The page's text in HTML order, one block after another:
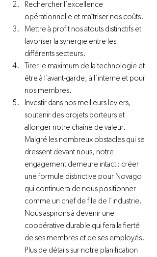
Rechercher l’excellence
opérationnelle et maîtriser nos coûts.
Mettre à profit nos atouts distinctifs et
favoriser la synergie entre les
différents secteurs.
Tirer le maximum de la technologie et
être à l’avant-garde, à l’interne et pour
nos membres.
Investir dans nos meilleurs leviers,
soutenir des projets porteurs et
allonger notre chaîne de valeur.
Malgré les nombreux obstacles qui se
dressent devant nous, notre
engagement demeure intact : créer
une formule distinctive pour Novago
qui continuera de nous positionner
comme un chef de file de l’industrie.
Nous aspirons à devenir une
coopérative durable qui fera la fierté
de ses membres et de ses employés.
Plus de détails sur notre planification